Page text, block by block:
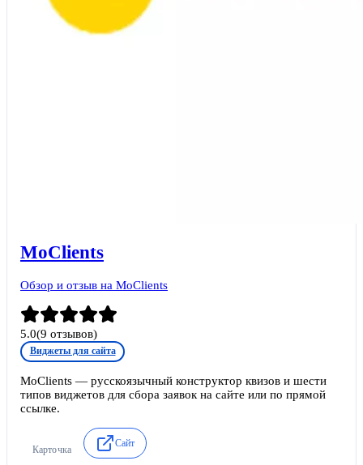
MoClients
Обзор и отзыв на MoClients
5.0(9 отзывов)
Виджеты для сайта
MoClients — русскоязычный конструктор квизов и шести
типов виджетов для сбора заявок на сайте или по прямой
ссылке.
Карточка
Сайт